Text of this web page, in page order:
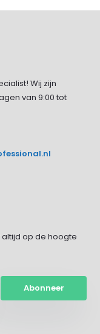
Wij zijn
van 9:00 tot
altijd op de hoogte
Abonneer